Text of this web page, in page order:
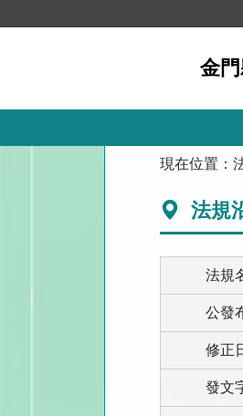
到
金
現在位置：
法規
法規
公發
修正
發文